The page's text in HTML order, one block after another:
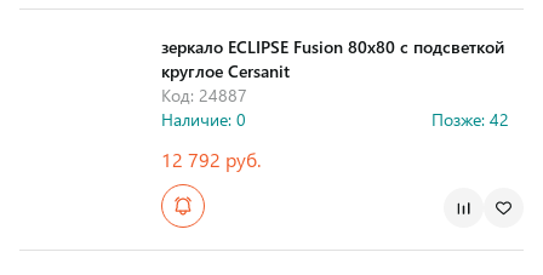
зеркало ECLIPSE Fusion 80x80 с подсветкой
круглое Cersanit
Код: 24887
Наличие: 0
Позже: 42
12 792 руб.